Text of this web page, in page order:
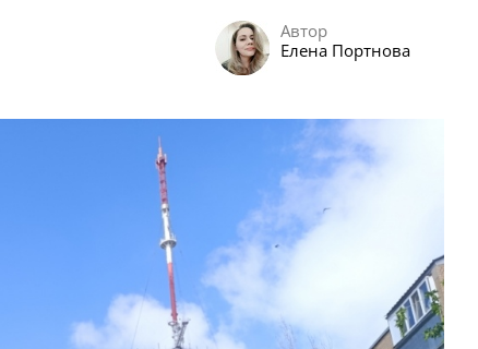
Автор
Елена Портнова